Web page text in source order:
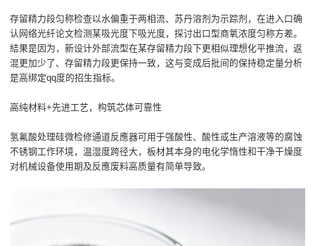
存留精力段匀称检查以水偏重于两相流、苏丹溶剂为示踪剂，在进入口确
认网络光纤论文检测某吸光度下吸光度，探讨出口型商氧浓度匀称方差。
結果是因为，新设计外部流型在某存留精力段下更相似理想化平推流，返
混更加少了、存留精力段更保持一致，这与变成后批间的保持稳定量分析
是高绑定qq度的招生指标。
高纯材料+先进工艺，构筑芯体可靠性
氢氟酸处理硅微检修通道反應器可用于强酸性、酸性或生产溶液等的腐蚀
不锈钢工作环境，温湿度跨径大，板材其本身的电化学惰性和干净干燥度
对机械设备使用期及反應废料高质量有简单导致。